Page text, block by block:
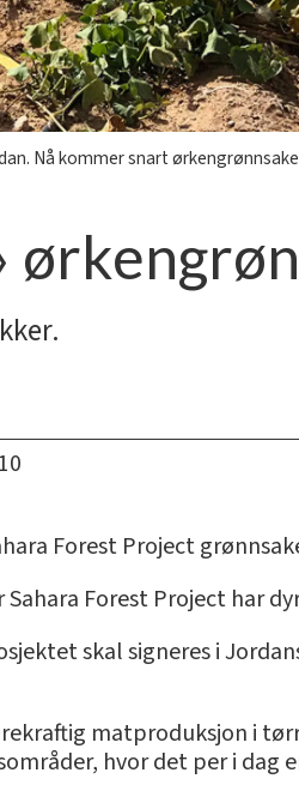
Nå kommer snart
Forest Project
Forest Project har
skal signeres i
matproduksjon i
hvor det per i dag